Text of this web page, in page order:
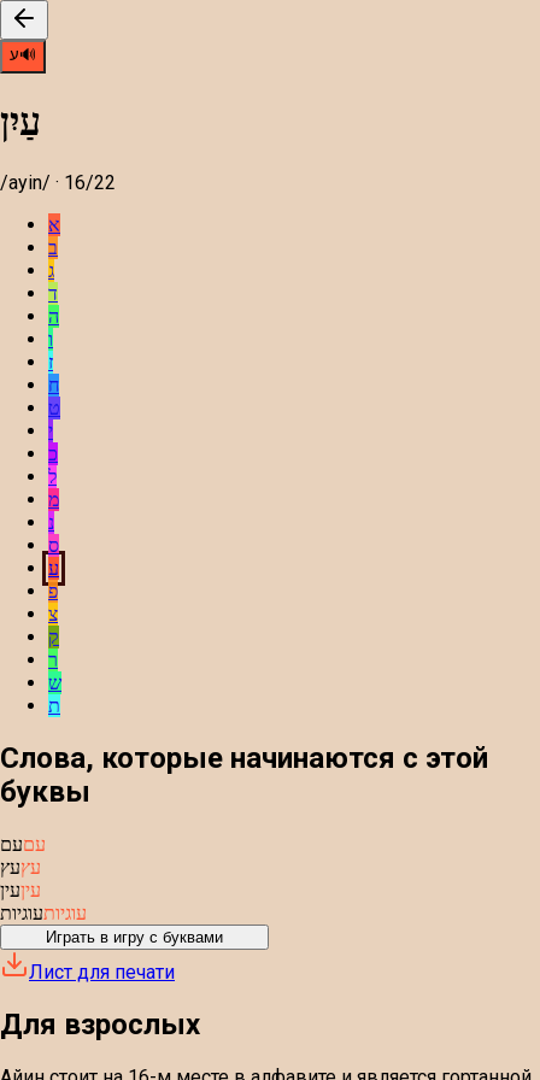
ע🔊
עַיִן
/ayin/ · 16/22
א
ב
ג
ד
ה
ו
ז
ח
ט
י
כ
ל
מ
נ
ס
ע
פ
צ
ק
ר
ש
ת
Слова, которые начинаются с этой
буквы
עםעם
עץעץ
עיןעין
עוגיותעוגיות
Играть в игру с буквами
Лист для печати
Для взрослых